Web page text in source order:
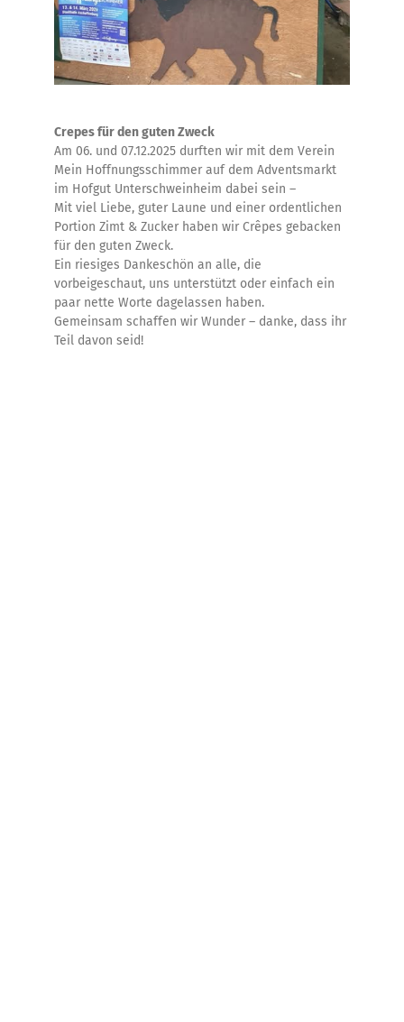
Crepes für den guten Zweck
Am 06. und 07.12.2025 durften wir mit dem Verein
Mein Hoffnungsschimmer auf dem Adventsmarkt
im Hofgut Unterschweinheim dabei sein –
Mit viel Liebe, guter Laune und einer ordentlichen
Portion Zimt & Zucker haben wir Crêpes gebacken
für den guten Zweck.
Ein riesiges Dankeschön an alle, die
vorbeigeschaut, uns unterstützt oder einfach ein
paar nette Worte dagelassen haben.
Gemeinsam schaffen wir Wunder – danke, dass ihr
Teil davon seid!